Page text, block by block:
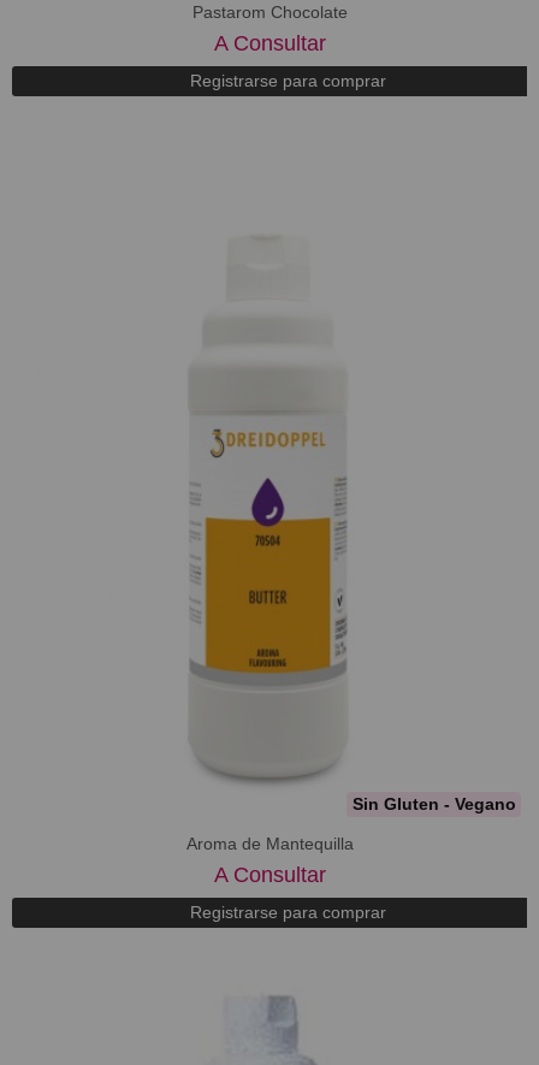
Pastarom Chocolate
A Consultar
Registrarse para comprar
Sin Gluten - Vegano
Aroma de Mantequilla
A Consultar
Registrarse para comprar